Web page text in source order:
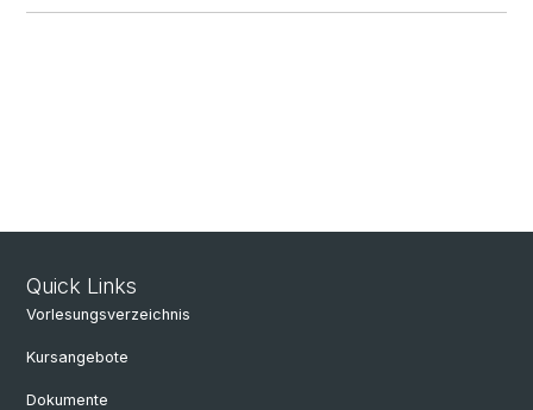
Quick Links
Vorlesungsverzeichnis
Kursangebote
Dokumente